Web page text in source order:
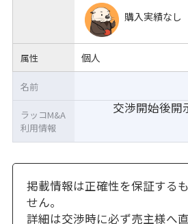
購入実績なし
属性 個人
交渉開始後開
名前
ラッコM&A
利用情報
掲載情報は正確性を保証する
せん。
詳細は交渉時に必ず売主様へ